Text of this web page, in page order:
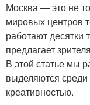
Москва — это не
мировых центров
работают десятки
предлагает
В этой статье мы
выделяются среди
креативностью.